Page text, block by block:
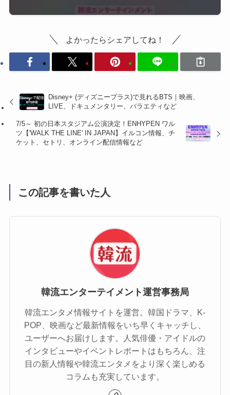
よかったらシェアしてね！
Disney+ (ディズニープラス)で見れるBTS｜映画、
LIVE、ドキュメンタリー、バラエティなど
7/5～ 初の日本スタジアム公演決定！ENHYPEN ワル
ツ【'WALK THE LINE' IN JAPAN】イルコン情報、チ
ケット、セトリ、オンライン配信情報など
この記事を書いた人
韓流エンターテイメント運営事務局
韓流エンタメ情報サイトを運営。韓国ドラマ、K-
POP、映画など最新情報をいち早くキャッチし、
ユーザーへお届けします。人気俳優・アイドルの
インタビューやイベントレポートはもちろん、注
目の新人情報や韓流エンタメをより深く楽しめる
コラムも充実しています。